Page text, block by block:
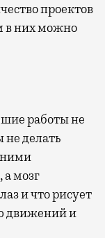
проектов
в них можно
работы не
не делать
ними
а мозг
и что рисует
движений и